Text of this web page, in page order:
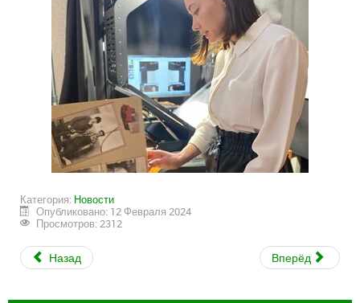
Категория: Новости
Опубликовано: 12 Февраля 2024
Просмотров: 2312
Назад Вперёд